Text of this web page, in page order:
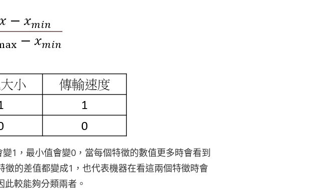
1，最小值會變0，當每個特徵的數值更多時會看到
的差值都變成1，也代表機器在看這兩個特徵時會
較能夠分類兩者。